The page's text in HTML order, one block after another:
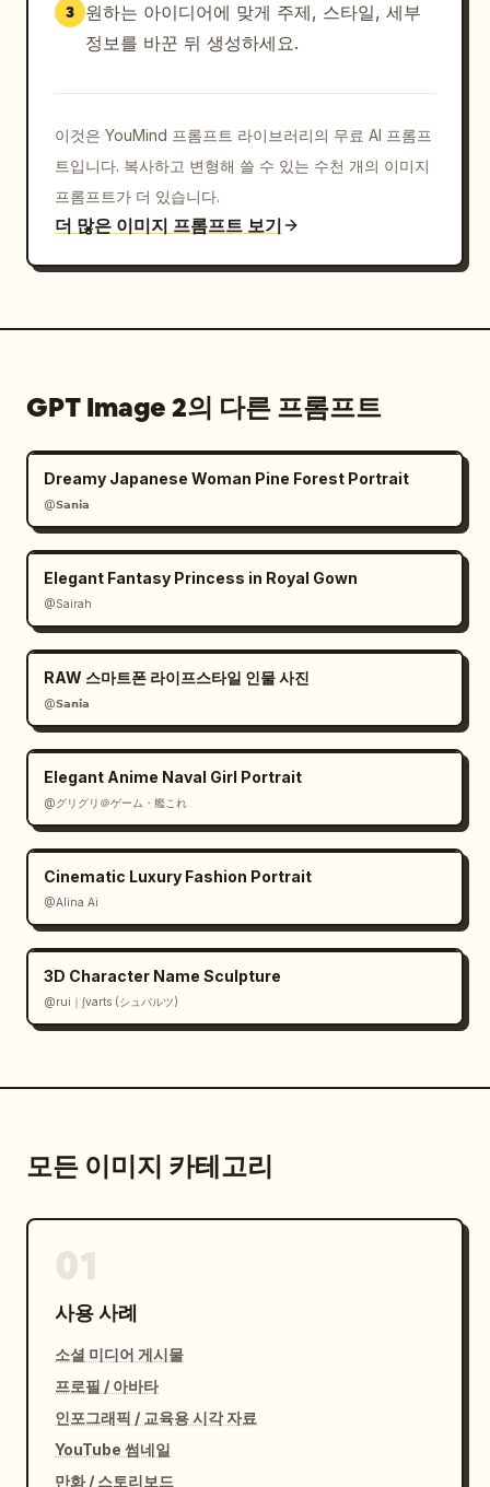
3
원하는 아이디어에 맞게 주제, 스타일, 세부
정보를 바꾼 뒤 생성하세요.
이것은 YouMind 프롬프트 라이브러리의 무료 AI 프롬프
트입니다. 복사하고 변형해 쓸 수 있는 수천 개의 이미지
프롬프트가 더 있습니다.
더 많은 이미지 프롬프트 보기
GPT Image 2의 다른 프롬프트
Dreamy Japanese Woman Pine Forest Portrait
@𝗦𝗮𝗻𝗶𝗮
Elegant Fantasy Princess in Royal Gown
@Sairah
RAW 스마트폰 라이프스타일 인물 사진
@𝗦𝗮𝗻𝗶𝗮
Elegant Anime Naval Girl Portrait
@グリグリ＠ゲーム・艦これ
Cinematic Luxury Fashion Portrait
@Alina Ai
3D Character Name Sculpture
@rui｜∫varts (シュバルツ)
모든 이미지 카테고리
사용 사례
소셜 미디어 게시물
프로필 / 아바타
인포그래픽 / 교육용 시각 자료
YouTube 썸네일
만화 / 스토리보드